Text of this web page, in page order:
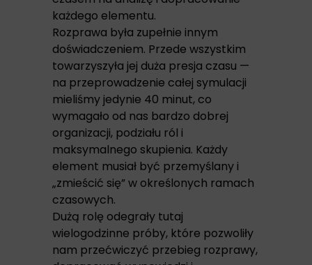
każdego elementu.
Rozprawa była zupełnie innym
doświadczeniem. Przede wszystkim
towarzyszyła jej duża presja czasu —
na przeprowadzenie całej symulacji
mieliśmy jedynie 40 minut, co
wymagało od nas bardzo dobrej
organizacji, podziału ról i
maksymalnego skupienia. Każdy
element musiał być przemyślany i
„zmieścić się” w określonych ramach
czasowych.
Dużą rolę odegrały tutaj
wielogodzinne próby, które pozwoliły
nam przećwiczyć przebieg rozprawy,